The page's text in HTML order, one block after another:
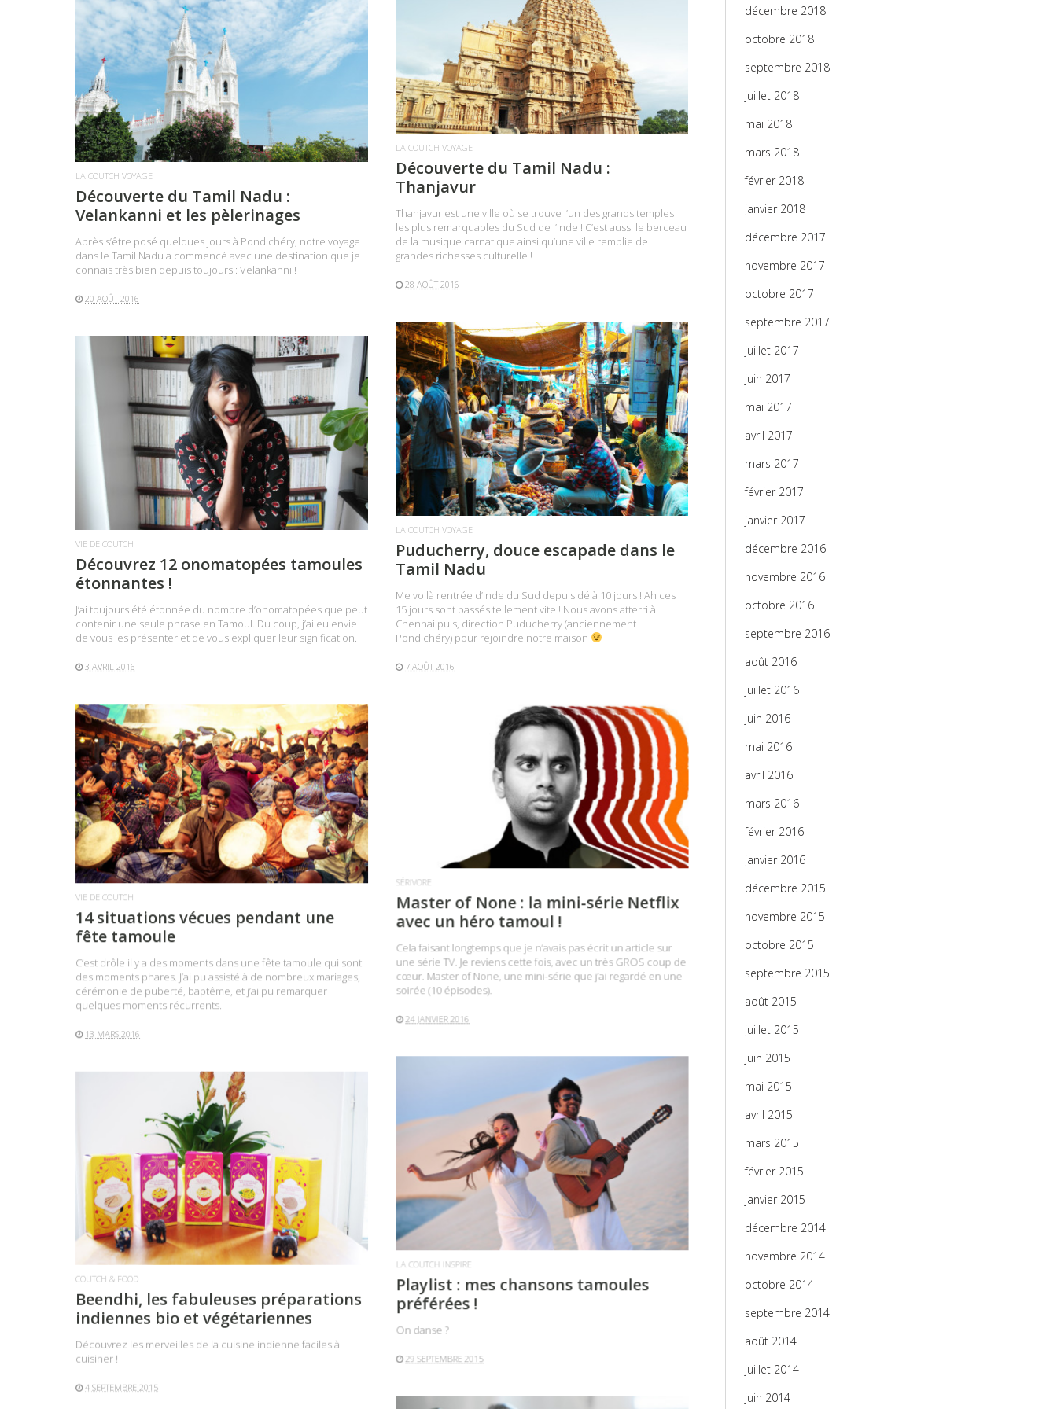
LIRE LA SUITE
LA COUTCH VOYAGE
Découverte du Tamil Nadu :
Thanjavur
Thanjavur est une ville où se trouve l’un des grands temples
les plus remarquables du Sud de l’Inde ! C’est aussi le berceau
de la musique carnatique ainsi qu’une ville remplie de
grandes richesses culturelle !
28 AOÛT 2016
LIRE LA SUITE
LA COUTCH VOYAGE
Découverte du Tamil Nadu :
Velankanni et les pèlerinages
Après s’être posé quelques jours à Pondichéry, notre voyage
dans le Tamil Nadu a commencé avec une destination que je
connais très bien depuis toujours : Velankanni !
20 AOÛT 2016
LIRE LA SUITE
LA COUTCH VOYAGE
Puducherry, douce escapade dans le
Tamil Nadu
Me voilà rentrée d’Inde du Sud depuis déjà 10 jours ! Ah ces
15 jours sont passés tellement vite ! Nous avons atterri à
Chennai puis, direction Puducherry (anciennement
Pondichéry) pour rejoindre notre maison
7 AOÛT 2016
LIRE LA SUITE
VIE DE COUTCH
Découvrez 12 onomatopées tamoules
étonnantes !
J’ai toujours été étonnée du nombre d’onomatopées que peut
contenir une seule phrase en Tamoul. Du coup, j’ai eu envie
de vous les présenter et de vous expliquer leur signification.
3 AVRIL 2016
LIRE LA SUITE
VIE DE COUTCH
14 situations vécues pendant une
fête tamoule
C’est drôle il y a des moments dans une fête tamoule qui sont
des moments phares. J’ai pu assisté à de nombreux mariages,
cérémonie de puberté, baptême, et j’ai pu remarquer
quelques moments récurrents.
13 MARS 2016
LIRE LA SUITE
SÉRIVORE
Master of None : la mini-série Netflix
avec un héro tamoul !
Cela faisant longtemps que je n’avais pas écrit un article sur
une série TV. Je reviens cette fois, avec un très GROS coup de
cœur. Master of None, une mini-série que j’ai regardé en une
soirée (10 épisodes).
24 JANVIER 2016
LIRE LA SUITE
LA COUTCH INSPIRE
Playlist : mes chansons tamoules
préférées !
On danse ?
29 SEPTEMBRE 2015
LIRE LA SUITE
COUTCH & FOOD
Beendhi, les fabuleuses préparations
indiennes bio et végétariennes
Découvrez les merveilles de la cuisine indienne faciles à
cuisiner !
4 SEPTEMBRE 2015
décembre 2018
octobre 2018
septembre 2018
juillet 2018
mai 2018
mars 2018
février 2018
janvier 2018
décembre 2017
novembre 2017
octobre 2017
septembre 2017
juillet 2017
juin 2017
mai 2017
avril 2017
mars 2017
février 2017
janvier 2017
décembre 2016
novembre 2016
octobre 2016
septembre 2016
août 2016
juillet 2016
juin 2016
mai 2016
avril 2016
mars 2016
février 2016
janvier 2016
décembre 2015
novembre 2015
octobre 2015
septembre 2015
août 2015
juillet 2015
juin 2015
mai 2015
avril 2015
mars 2015
février 2015
janvier 2015
décembre 2014
novembre 2014
octobre 2014
septembre 2014
août 2014
juillet 2014
juin 2014